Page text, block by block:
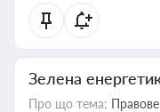
Зелена
Про що тема: